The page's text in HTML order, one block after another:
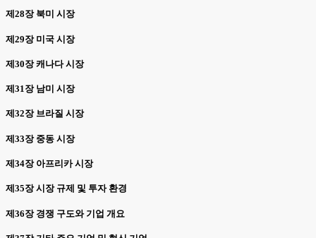
제28장 북미 시장
제29장 미국 시장
제30장 캐나다 시장
제31장 남미 시장
제32장 브라질 시장
제33장 중동 시장
제34장 아프리카 시장
제35장 시장 규제 및 투자 환경
제36장 경쟁 구도와 기업 개요